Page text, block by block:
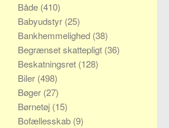
Både (410)
Babyudstyr (25)
Bankhemmelighed (38)
Begrænset skattepligt (36)
Beskatningsret (128)
Biler (498)
Bøger (27)
Børnetøj (15)
Bofællesskab (9)